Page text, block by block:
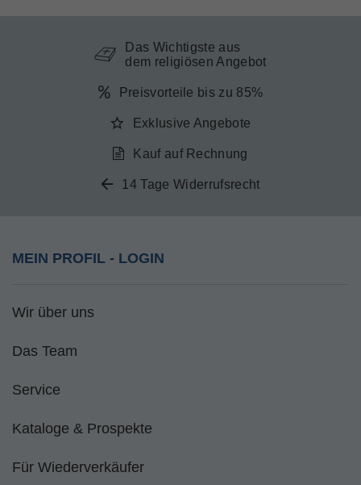
Das Wichtigste aus
dem religiösen Angebot
Preisvorteile bis zu 85%
Exklusive Angebote
Kauf auf Rechnung
14 Tage Widerrufsrecht
MEIN PROFIL - LOGIN
Wir über uns
Das Team
Service
Kataloge & Prospekte
Für Wiederverkäufer